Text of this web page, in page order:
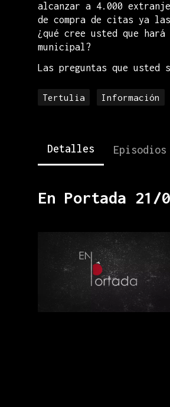
alcanzar a 4.000
de compra de citas ya
¿qué cree usted que
municipal?
Las preguntas que usted
Tertulia Información
Detalles Episodios
En Portada 21/